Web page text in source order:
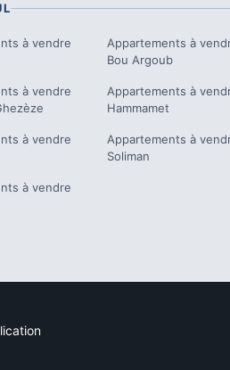
à vendre
Appartements à
Bou Argoub
à vendre
Appartements à
Hammamet
à vendre
Appartements à
Soliman
à vendre